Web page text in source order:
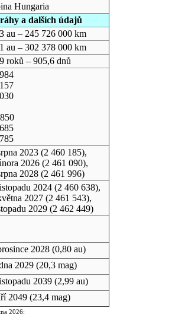
Hungaria
a dalších údajů
au – 245 726 000 km
au – 302 378 000 km
roků – 905,6 dnů
2023(2 460 185),
2026(2 461 090),
2028(2 461 996)
2024(2 460 638),
2027(2 461 543),
2029(2 462 449)
2028(0,80 au)
2029(20,3 mag)
2039(2,99 au)
2049(23,4 mag)
2026;